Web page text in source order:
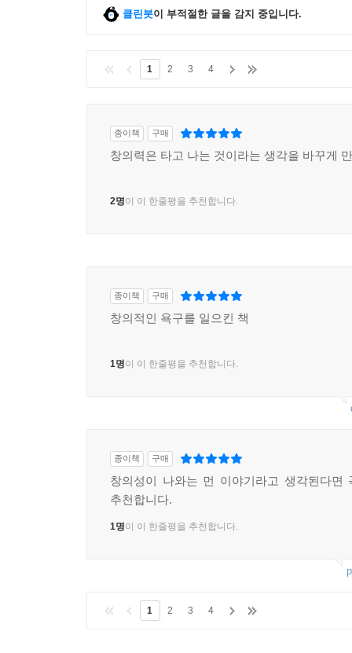
클린봇이 부적절한 글을 감지 중입니다.
1 2 3 4
종이책 구매
창의력은 타고 나는 것이라는 생각을 바꾸게
2명이 이 한줄평을 추천합니다.
종이책 구매
창의적인 욕구를 일으킨 책
1명이 이 한줄평을 추천합니다.
종이책 구매
창의성이 나와는 먼 이야기라고 생각된다면
추천합니다.
1명이 이 한줄평을 추천합니다.
1 2 3 4